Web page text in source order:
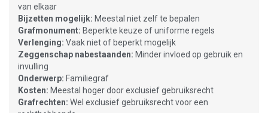
van elkaar
Bijzetten mogelijk: Meestal niet zelf te bepalen
Grafmonument: Beperkte keuze of uniforme regels
Verlenging: Vaak niet of beperkt mogelijk
Zeggenschap nabestaanden: Minder invloed op gebruik en
invulling
Onderwerp: Familiegraf
Kosten: Meestal hoger door exclusief gebruiksrecht
Grafrechten: Wel exclusief gebruiksrecht voor een